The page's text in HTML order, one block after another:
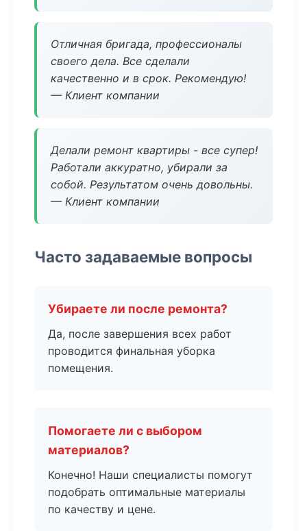
Отличная бригада, профессионалы
своего дела. Все сделали
качественно и в срок. Рекомендую!
— Клиент компании
Делали ремонт квартиры - все супер!
Работали аккуратно, убирали за
собой. Результатом очень довольны.
— Клиент компании
Часто задаваемые вопросы
Убираете ли после ремонта?
Да, после завершения всех работ
проводится финальная уборка
помещения.
Помогаете ли с выбором
материалов?
Конечно! Наши специалисты помогут
подобрать оптимальные материалы
по качеству и цене.